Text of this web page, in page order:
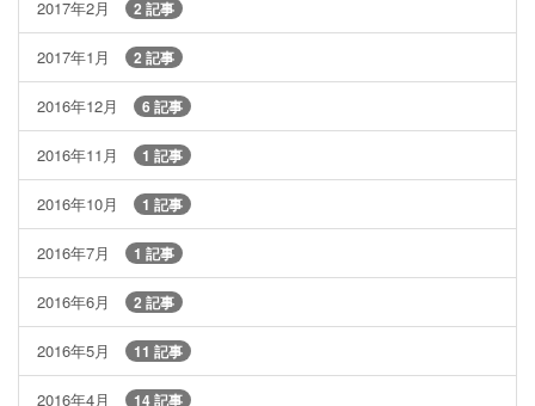
2017年2月 2 記事
2017年1月 2 記事
2016年12月 6 記事
2016年11月 1 記事
2016年10月 1 記事
2016年7月 1 記事
2016年6月 2 記事
2016年5月 11 記事
2016年4月 14 記事